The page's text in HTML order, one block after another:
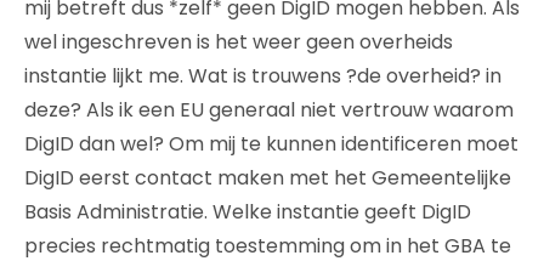
mij betreft dus *zelf* geen DigID mogen hebben. Als
wel ingeschreven is het weer geen overheids
instantie lijkt me. Wat is trouwens ?de overheid? in
deze? Als ik een EU generaal niet vertrouw waarom
DigID dan wel? Om mij te kunnen identificeren moet
DigID eerst contact maken met het Gemeentelijke
Basis Administratie. Welke instantie geeft DigID
precies rechtmatig toestemming om in het GBA te